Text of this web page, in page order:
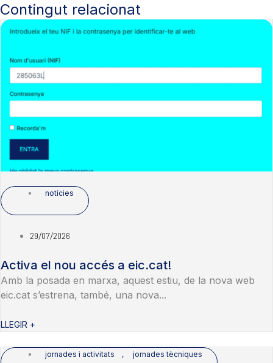
Contingut relacionat
notícies
29/07/2026
Activa el nou accés a eic.cat!
Amb la posada en marxa, aquest estiu, de la nova web
eic.cat s’estrena, també, una nova...
LLEGIR +
jornades i activitats , jornades tècniques